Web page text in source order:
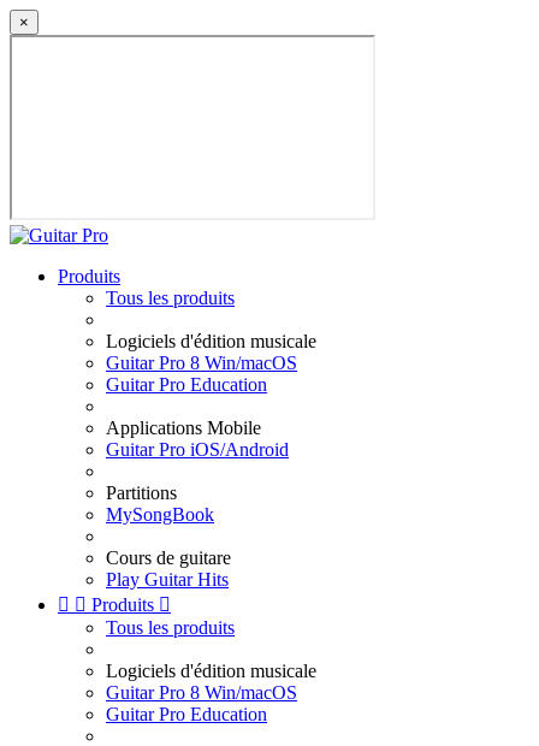
×
Produits
Tous les produits
Logiciels d'édition musicale
Guitar Pro 8 Win/macOS
Guitar Pro Education
Applications Mobile
Guitar Pro iOS/Android
Partitions
MySongBook
Cours de guitare
Play Guitar Hits
  Produits 
Tous les produits
Logiciels d'édition musicale
Guitar Pro 8 Win/macOS
Guitar Pro Education